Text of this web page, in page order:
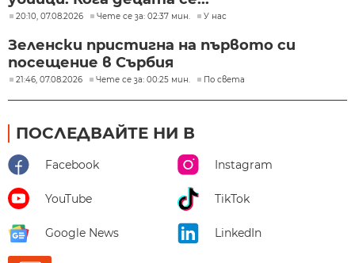
20:10, 07.08.2026 Чете се за: 02:37 мин. У нас
Зеленски пристигна на първото си
посещение в Сърбия
21:46, 07.08.2026 Чете се за: 00:25 мин. По света
ПОСЛЕДВАЙТЕ НИ В
Facebook Instagram
YouTube TikTok
Google News LinkedIn